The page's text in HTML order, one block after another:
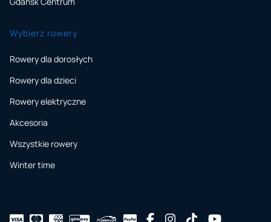
Wybierz rowery
Rowery dla dorosłych
Rowery dla dzieci
Rowery elektryczne
Akcesoria
Wszystkie rowery
Winter time